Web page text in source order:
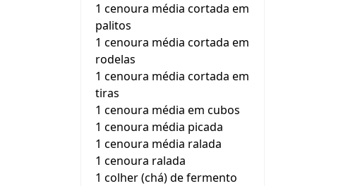
1 cenoura média cortada em
palitos
1 cenoura média cortada em
rodelas
1 cenoura média cortada em
tiras
1 cenoura média em cubos
1 cenoura média picada
1 cenoura média ralada
1 cenoura ralada
1 colher (chá) de fermento